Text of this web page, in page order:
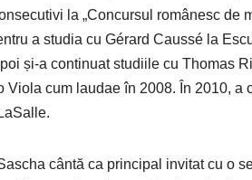
la „Concursul românesc de
a studia cu Gérard Caussé la
și-a continuat studiile cu Thomas
cum laudae în 2008. În 2010, a
cântă ca principal invitat cu o